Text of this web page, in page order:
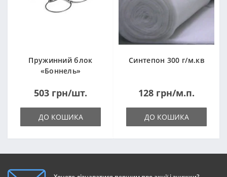
Пружинний блок
«Боннель»
503 грн/шт.
ДО КОШИКА
Синтепон 300 г/м.кв
128 грн/м.п.
ДО КОШИКА